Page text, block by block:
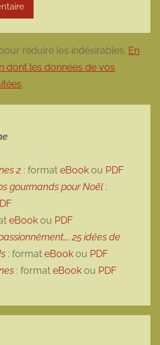
réduire les indésirables. En
dont les données de vos
.
2 : format eBook ou PDF
gourmands pour Noël :
eBook ou PDF
25 idées de
: format eBook ou PDF
: format eBook ou PDF